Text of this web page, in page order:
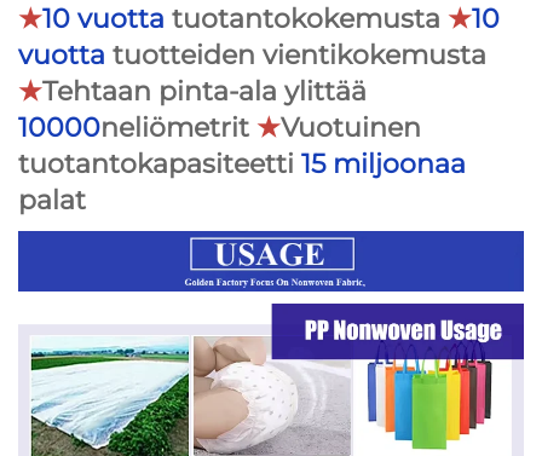
★10 vuotta tuotantokokemusta ★10
vuotta tuotteiden vientikokemusta
★Tehtaan pinta-ala ylittää
10000neliömetrit ★Vuotuinen
tuotantokapasiteetti 15 miljoonaa
palat